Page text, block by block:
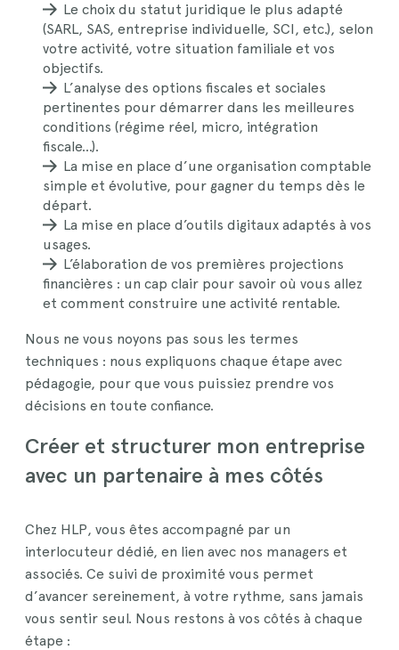
Le choix du statut juridique le plus adapté
(SARL, SAS, entreprise individuelle, SCI, etc.), selon
votre activité, votre situation familiale et vos
objectifs.
L’analyse des options fiscales et sociales
pertinentes pour démarrer dans les meilleures
conditions (régime réel, micro, intégration
fiscale…).
La mise en place d’une organisation comptable
simple et évolutive, pour gagner du temps dès le
départ.
La mise en place d’outils digitaux adaptés à vos
usages.
L’élaboration de vos premières projections
financières : un cap clair pour savoir où vous allez
et comment construire une activité rentable.
Nous ne vous noyons pas sous les termes
techniques : nous expliquons chaque étape avec
pédagogie, pour que vous puissiez prendre vos
décisions en toute confiance.
Créer et structurer mon entreprise
avec un partenaire à mes côtés
Chez HLP, vous êtes accompagné par un
interlocuteur dédié, en lien avec nos managers et
associés. Ce suivi de proximité vous permet
d’avancer sereinement, à votre rythme, sans jamais
vous sentir seul. Nous restons à vos côtés à chaque
étape :